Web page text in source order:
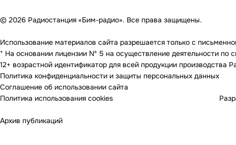
© 2026 Радиостанция «Бим-радио». Все права защищены.
Использование материалов сайта разрешается только с
* На основании лицензии Nº 5 на осуществление деятельности по
12+ возрастной идентификатор для всей продукции производства
Политика конфиденциальности и защиты персональных данных
Соглашение об использовании сайта
Политика использования cookies
Архив публикаций